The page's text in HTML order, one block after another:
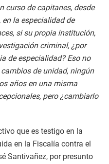
curso de capitanes, desde
la especialidad de
si su propia institución,
criminal, ¿por
de especialidad? Eso no
de unidad, ningún
años en una misma
pero ¿cambiarlo
que es testigo en la
en la Fiscalía contra el
Santivañez, por presunto